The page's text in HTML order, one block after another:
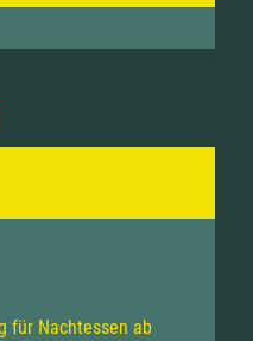
für Nachtessen ab